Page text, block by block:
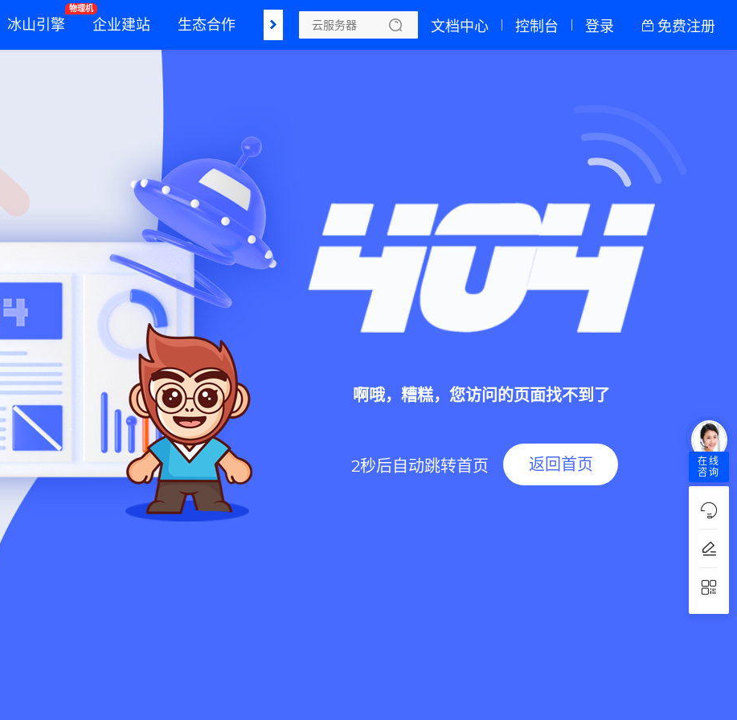
冰山引擎
物理机
企业建站 生态合作 支持与服务 解决方案 了解我们 创作招募计划
文档中心 控制台 登录 免费注册
啊哦，糟糕，您访问的页面找不到了
2秒后自动跳转首页 返回首页
在线
咨询